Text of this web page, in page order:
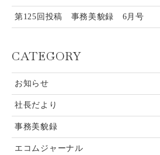
第125回投稿 事務美貌録 6月号
CATEGORY
お知らせ
社長だより
事務美貌録
エコムジャーナル